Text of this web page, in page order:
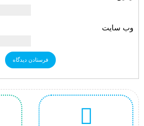
وب‌ سایت